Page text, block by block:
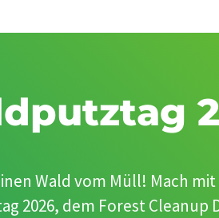
Wald vom Müll! Mach
2026, dem Forest Cleanup